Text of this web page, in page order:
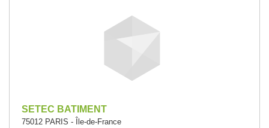
SETEC BATIMENT
75012 PARIS - Île-de-France